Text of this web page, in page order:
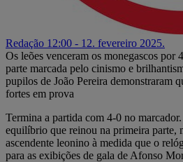
Redação 12:00 - 12. fevereiro 2025.
Os leões venceram os monegascos por
parte marcada pelo cinismo e
pupilos de João Pereira demonstraram
fortes em prova
Termina a partida com 4-0 no
equilíbrio que reinou na primeira parte,
ascendente leonino à medida que o
para as exibições de gala de Afonso